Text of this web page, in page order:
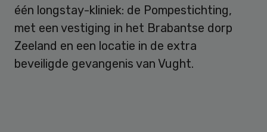
één longstay-kliniek: de Pompestichting,
met een vestiging in het Brabantse dorp
Zeeland en een locatie in de extra
beveiligde gevangenis van Vught.